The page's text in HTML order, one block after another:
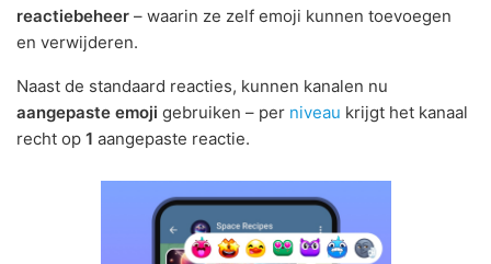
reactiebeheer – waarin ze zelf emoji kunnen toevoegen
en verwijderen.
Naast de standaard reacties, kunnen kanalen nu
aangepaste emoji gebruiken – per niveau krijgt het kanaal
recht op 1 aangepaste reactie.